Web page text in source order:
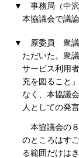
▼ 事務局（中
本協議会で議
▼ 原委員
衆
ただいた。衆
サービス利用
充を図ること
なく、本協議
人としての発
本協議会の
のところはす
る範囲だけは